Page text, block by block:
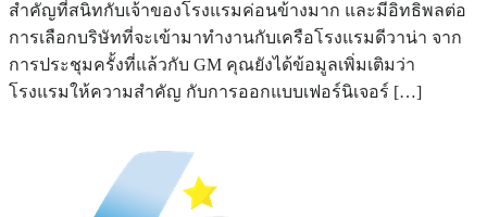
สำคัญที่สนิทกับเจ้าของโรงแรมค่อนข้างมาก และมีอิทธิพลต่อ
การเลือกบริษัทที่จะเข้ามาทำงานกับเครือโรงแรมดีวาน่า จาก
การประชุมครั้งที่แล้วกับ GM คุณยังได้ข้อมูลเพิ่มเติมว่า
โรงแรมให้ความสำคัญ กับการออกแบบเฟอร์นิเจอร์ […]